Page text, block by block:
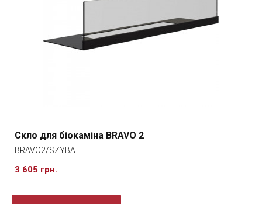
Скло для біокаміна BRAVO 2
BRAVO2/SZYBA
3 605 грн.